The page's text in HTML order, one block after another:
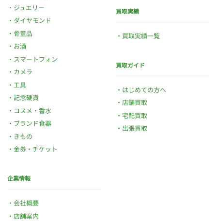
ジュエリー
ダイヤモンド
骨董品
お酒
スマートフォン
カメラ
工具
記念硬貨
コスメ・香水
ブランド食器
きもの
金券・チケット
買取実績
買取実績一覧
買取ガイド
はじめての方へ
店舗買取
宅配買取
出張買取
企業情報
会社概要
店舗案内